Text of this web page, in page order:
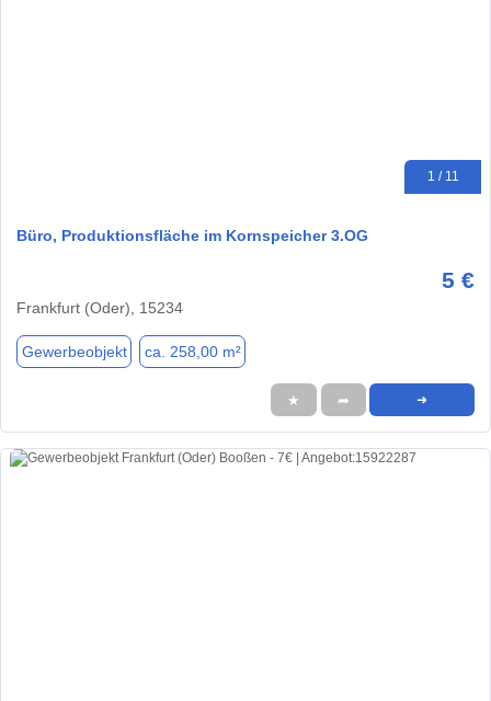
1 / 11
Büro, Produktionsfläche im Kornspeicher 3.OG
5 €
Frankfurt (Oder), 15234
Gewerbeobjekt ca. 258,00 m²
★ ➦ ➜